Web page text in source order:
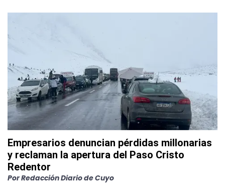
Empresarios denuncian pérdidas millonarias
y reclaman la apertura del Paso Cristo
Redentor
PorRedacción Diario de Cuyo